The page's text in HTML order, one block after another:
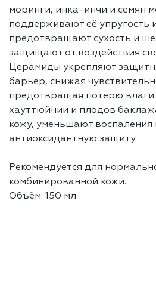
моринги, инка-инчи и семян
поддерживают её упругость
предотвращают сухость и
защищают от воздействия
Церамиды укрепляют
барьер, снижая
предотвращая потерю влаги.
хауттюйнии и плодов
кожу, уменьшают воспаления
антиоксидантную защиту.
Рекомендуется для
комбинированной кожи.
Объём: 150 мл